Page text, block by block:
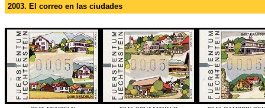
2003. El correo en las ciudades